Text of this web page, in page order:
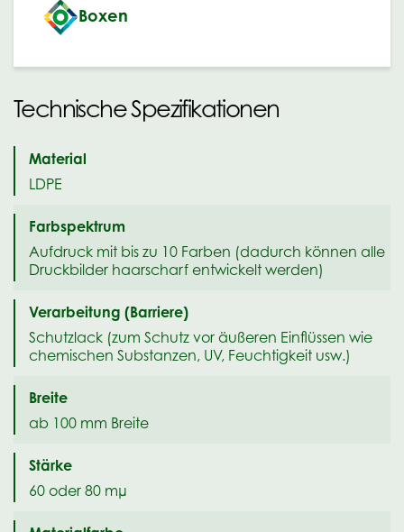
Boxen
Technische Spezifikationen
Material
LDPE
Farbspektrum
Aufdruck mit bis zu 10 Farben (dadurch können alle
Druckbilder haarscharf entwickelt werden)
Verarbeitung (Barriere)
Schutzlack (zum Schutz vor äußeren Einflüssen wie
chemischen Substanzen, UV, Feuchtigkeit usw.)
Breite
ab 100 mm Breite
Stärke
60 oder 80 mµ